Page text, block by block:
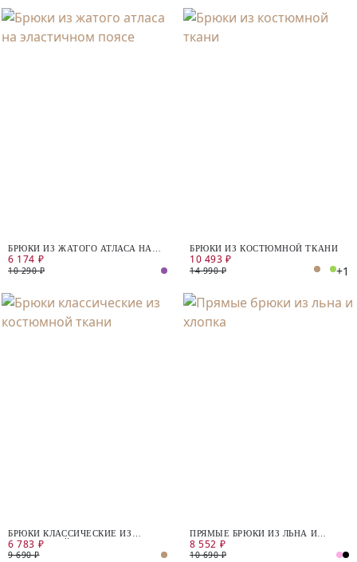
БРЮКИ ИЗ ЖАТОГО АТЛАСА НА
ЭЛАСТИЧНОМ ПОЯСЕ
6 174 ₽
10 290 ₽
БРЮКИ ИЗ КОСТЮМНОЙ ТКАНИ
10 493 ₽
14 990 ₽ +1
БРЮКИ КЛАССИЧЕСКИЕ ИЗ
КОСТЮМНОЙ ТКАНИ
6 783 ₽
9 690 ₽
ПРЯМЫЕ БРЮКИ ИЗ ЛЬНА И
ХЛОПКА
8 552 ₽
10 690 ₽